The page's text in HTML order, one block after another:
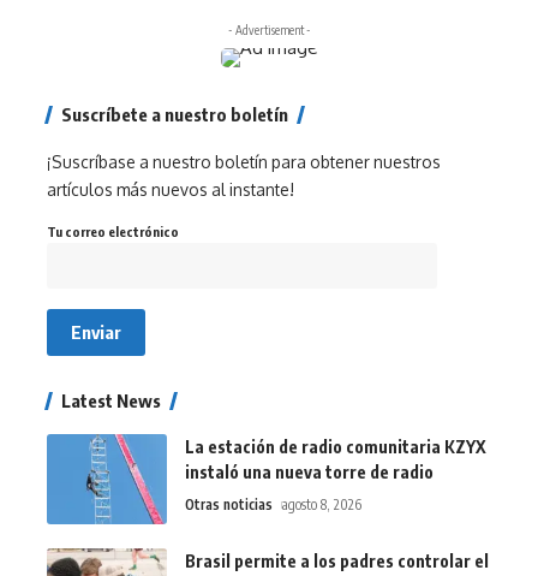
- Advertisement -
Suscríbete a nuestro boletín
¡Suscríbase a nuestro boletín para obtener nuestros
artículos más nuevos al instante!
Tu correo electrónico
Latest News
La estación de radio comunitaria KZYX
instaló una nueva torre de radio
Otras noticias agosto 8, 2026
Brasil permite a los padres controlar el